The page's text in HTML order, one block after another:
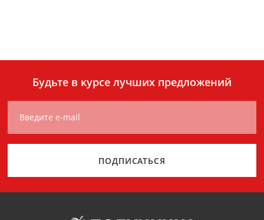
Будьте в курсе лучших предложений
Введите e-mail
ПОДПИСАТЬСЯ